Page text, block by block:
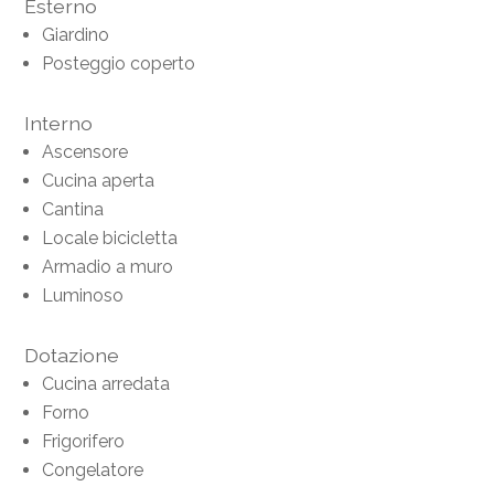
Esterno
Giardino
Posteggio coperto
Interno
Ascensore
Cucina aperta
Cantina
Locale bicicletta
Armadio a muro
Luminoso
Dotazione
Cucina arredata
Forno
Frigorifero
Congelatore